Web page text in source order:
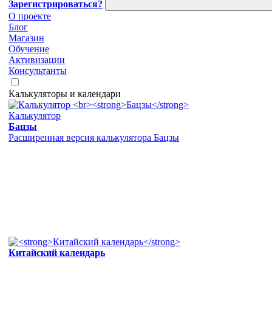
Зарегистрироваться?
О проекте
Блог
Магазин
Обучение
Активизации
Консультанты
Калькуляторы и календари
Калькулятор
Бацзы
Расширенная версия калькулятора Бацзы
Китайский календарь